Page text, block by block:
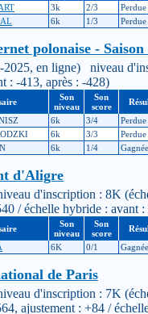
3k 2/3 Perdue
6k 1/3 Perdue
polonaise - Saison
2025, en ligne) niveau
: -413, après : -428)
Son
niveau
Son
score
6k 3/4 Perdue
6k 3/3 Perdue
6k 1/4 Gagnée
d'Aligre
d'inscription : 8K
/ échelle hybride : avant
Son
niveau
Son
score
6K 0/1 Gagnée
de Paris
d'inscription : 7K
ajustement : +84 /